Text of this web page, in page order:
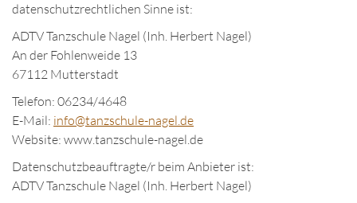
datenschutzrechtlichen Sinne ist:
ADTV Tanzschule Nagel (Inh. Herbert Nagel)
An der Fohlenweide 13
67112 Mutterstadt
Telefon: 06234/4648
E-Mail: info@tanzschule-nagel.de
Website: www.tanzschule-nagel.de
Datenschutzbeauftragte/r beim Anbieter ist:
ADTV Tanzschule Nagel (Inh. Herbert Nagel)